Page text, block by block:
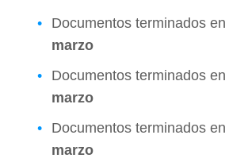
Documentos terminados en
marzo
Documentos terminados en
marzo
Documentos terminados en
marzo